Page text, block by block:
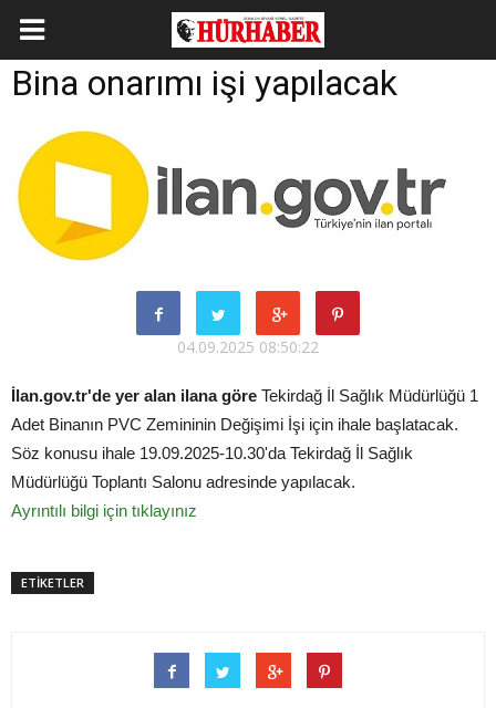
Bina onarımı işi yapılacak
04.09.2025 08:50:22
İlan.gov.tr'de yer alan ilana göre Tekirdağ İl Sağlık Müdürlüğü 1
Adet Binanın PVC Zemininin Değişimi İşi için ihale başlatacak.
Söz konusu ihale 19.09.2025-10.30'da Tekirdağ İl Sağlık
Müdürlüğü Toplantı Salonu adresinde yapılacak.
Ayrıntılı bilgi için tıklayınız
ETİKETLER